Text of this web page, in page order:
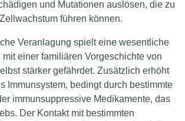
und Mutationen auslösen, die zu
führen können.
Veranlagung spielt eine wesentliche
einer familiären Vorgeschichte von
stärker gefährdet. Zusätzlich erhöht
Immunsystem, bedingt durch bestimmte
immunsuppressive Medikamente, das
Der Kontakt mit bestimmten